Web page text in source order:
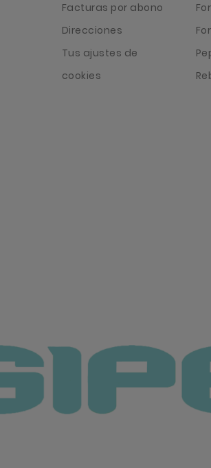
Facturas por abono
Direcciones
Tus ajustes de
cookies